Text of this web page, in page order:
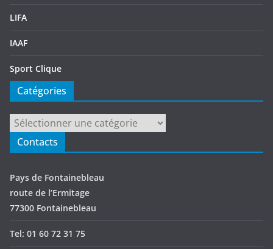
LIFA
IAAF
Sport Clique
Catégories
Catégories
Contacts
Pays de Fontainebleau
route de l’Ermitage
77300 Fontainebleau
Tel: 01 60 72 31 75